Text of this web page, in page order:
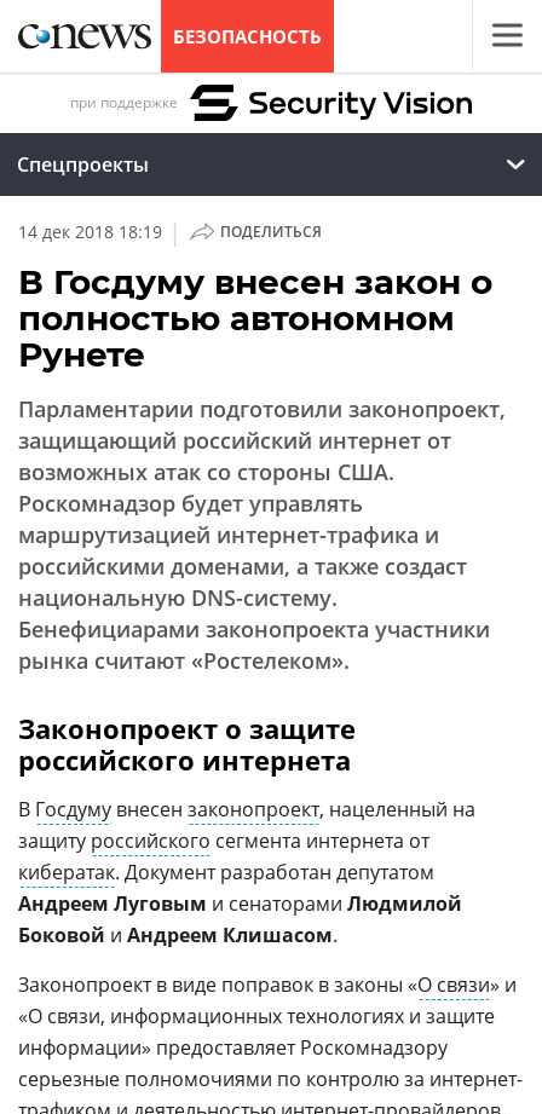
БЕЗОПАСНОСТЬ
при поддержке
Спецпроекты
14 дек 2018 18:19 | ПОДЕЛИТЬСЯ
В Госдуму внесен закон о
полностью автономном
Рунете
Парламентарии подготовили законопроект,
защищающий российский интернет от
возможных атак со стороны США.
Роскомнадзор будет управлять
маршрутизацией интернет-трафика и
российскими доменами, а также создаст
национальную DNS-систему.
Бенефициарами законопроекта участники
рынка считают «Ростелеком».
Законопроект о защите
российского интернета
В Госдуму внесен законопроект, нацеленный на
защиту российского сегмента интернета от
кибератак. Документ разработан депутатом
Андреем Луговым и сенаторами Людмилой
Боковой и Андреем Клишасом.
Законопроект в виде поправок в законы «О связи» и
«О связи, информационных технологиях и защите
информации» предоставляет Роскомнадзору
серьезные полномочиями по контролю за интернет-